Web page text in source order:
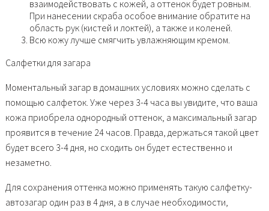
взаимодействовать с кожей, а оттенок будет ровным.
При нанесении скраба особое внимание обратите на
область рук (кистей и локтей), а также и коленей.
Всю кожу лучше смягчить увлажняющим кремом.
Салфетки для загара
Моментальный загар в домашних условиях можно сделать с
помощью салфеток. Уже через 3-4 часа вы увидите, что ваша
кожа приобрела однородный оттенок, а максимальный загар
проявится в течение 24 часов. Правда, держаться такой цвет
будет всего 3-4 дня, но сходить он будет естественно и
незаметно.
Для сохранения оттенка можно применять такую салфетку-
автозагар один раз в 4 дня, а в случае необходимости,